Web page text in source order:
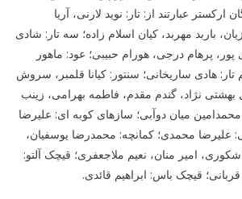
ارکستر عبارتند از: تار: نوید لارنی، آریا
باربد مهربد، کیان اسلام زاده؛ سه تار: شادی
پرهام درجی، هورام حبیبی؛ عود: ماهور
تار: هادی ساریخانی؛ سنتور: کیانا قلمبر، سروش
نژاد، گندم مقدم، فاطمه بهرامی، زینب
محمدامین میان دوآبی؛ سازهای کوبه ای: علیرضا
علیرضا محمدی؛ کمانچه: محمدرضا یوسفیان،
امیر منان، نعیم ملاجعفری؛ قیچک آلتو:
قیچک باس: ابراهیم قائدی.